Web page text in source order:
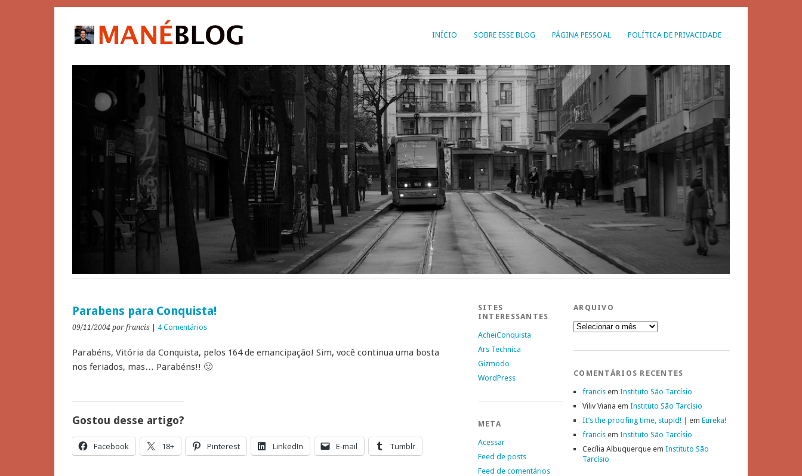
INÍCIO SOBRE ESSE BLOG PÁGINA PESSOAL POLÍTICA DE PRIVACIDADE
Parabens para Conquista!
09/11/2004 por francis 4 Comentários
Parabéns, Vitória da Conquista, pelos 164 de emancipação! Sim, você continua uma bosta
nos feriados, mas… Parabéns!! 🙂
Gostou desse artigo?
Facebook 18+ Pinterest LinkedIn E-mail Tumblr
SITES
INTERESSANTES
AcheiConquista
Ars Technica
Gizmodo
WordPress
META
Acessar
Feed de posts
Feed de comentários
ARQUIVO
Arquivo
COMENTÁRIOS RECENTES
francis em Instituto São Tarcísio
Viliv Viana em Instituto São Tarcísio
It’s the proofing time, stupid! |
em Eureka!
francis em Instituto São Tarcísio
Cecília Albuquerque em Instituto São
Tarcísio